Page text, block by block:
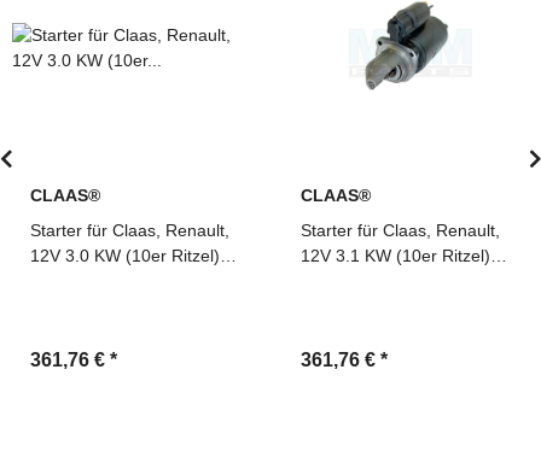
CLAAS®
Starter für Claas, Renault,
12V 3.0 KW (10er Ritzel),
361,76 € *
CLAAS®
Starter für Claas, Renault,
12V 3.1 KW (10er Ritzel),
361,76 € *